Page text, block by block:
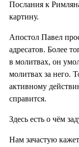
Послания к
картину.
Апостол Павел
адресатов. Более
в молитвах, он
молитвах за него.
активному
справится.
Здесь есть о чём
Нам зачастую